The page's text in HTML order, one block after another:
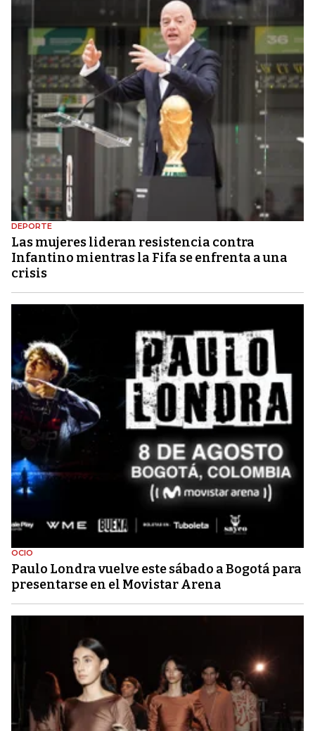
DEPORTE
Las mujeres lideran resistencia contra
Infantino mientras la Fifa se enfrenta a una
crisis
OCIO
Paulo Londra vuelve este sábado a Bogotá para
presentarse en el Movistar Arena